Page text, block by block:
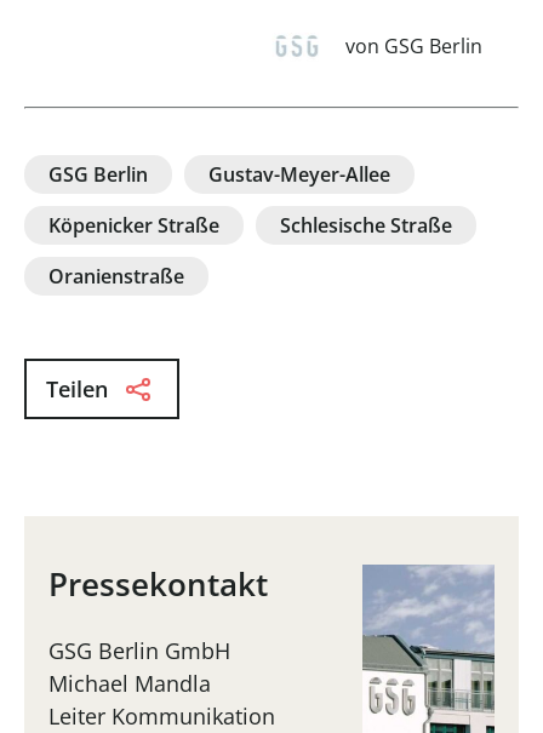
von GSG Berlin
GSG Berlin
Gustav-Meyer-Allee
Köpenicker Straße
Schlesische Straße
Oranienstraße
Teilen
Pressekontakt
GSG Berlin GmbH
Michael Mandla
Leiter Kommunikation